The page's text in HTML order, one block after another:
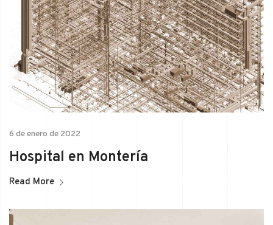
6 de enero de 2022
Hospital en Montería
Read More